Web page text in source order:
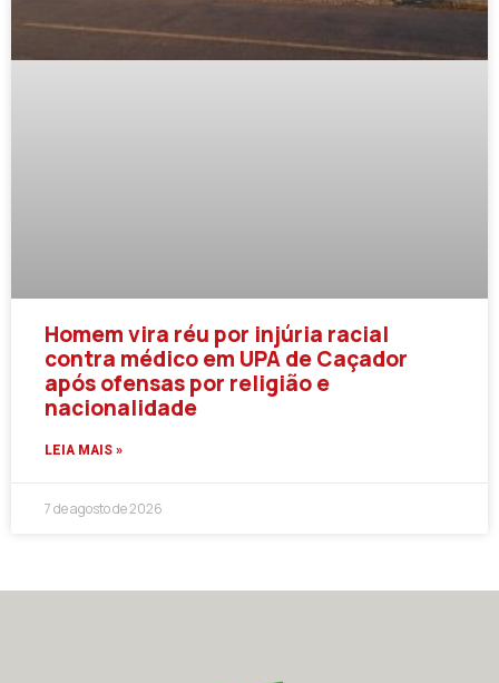
Homem vira réu por injúria racial
contra médico em UPA de Caçador
após ofensas por religião e
nacionalidade
LEIA MAIS »
7 de agosto de 2026